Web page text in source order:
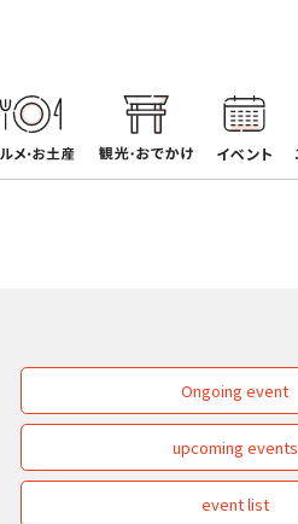
Ongoing event
upcoming events
event list